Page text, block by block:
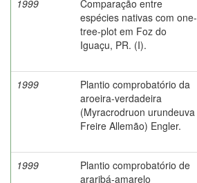
1999
Comparação entre
espécies nativas com one-
tree-plot em Foz do
Iguaçu, PR. (I).
1999
Plantio comprobatório da
aroeira-verdadeira
(Myracrodruon urundeuva
Freire Allemão) Engler.
1999
Plantio comprobatório de
araribá-amarelo